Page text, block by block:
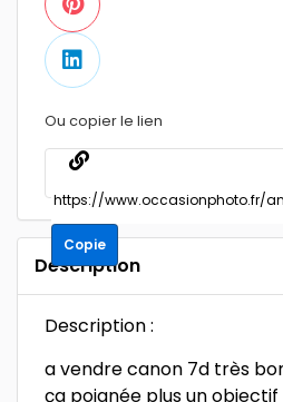
Ou copier le lien
Copie
Description
Description :
a vendre canon 7d très
ça poignée plus un